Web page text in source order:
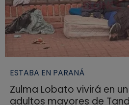
ESTABA EN PARANÁ
Zulma Lobato vivirá en
adultos mayores de